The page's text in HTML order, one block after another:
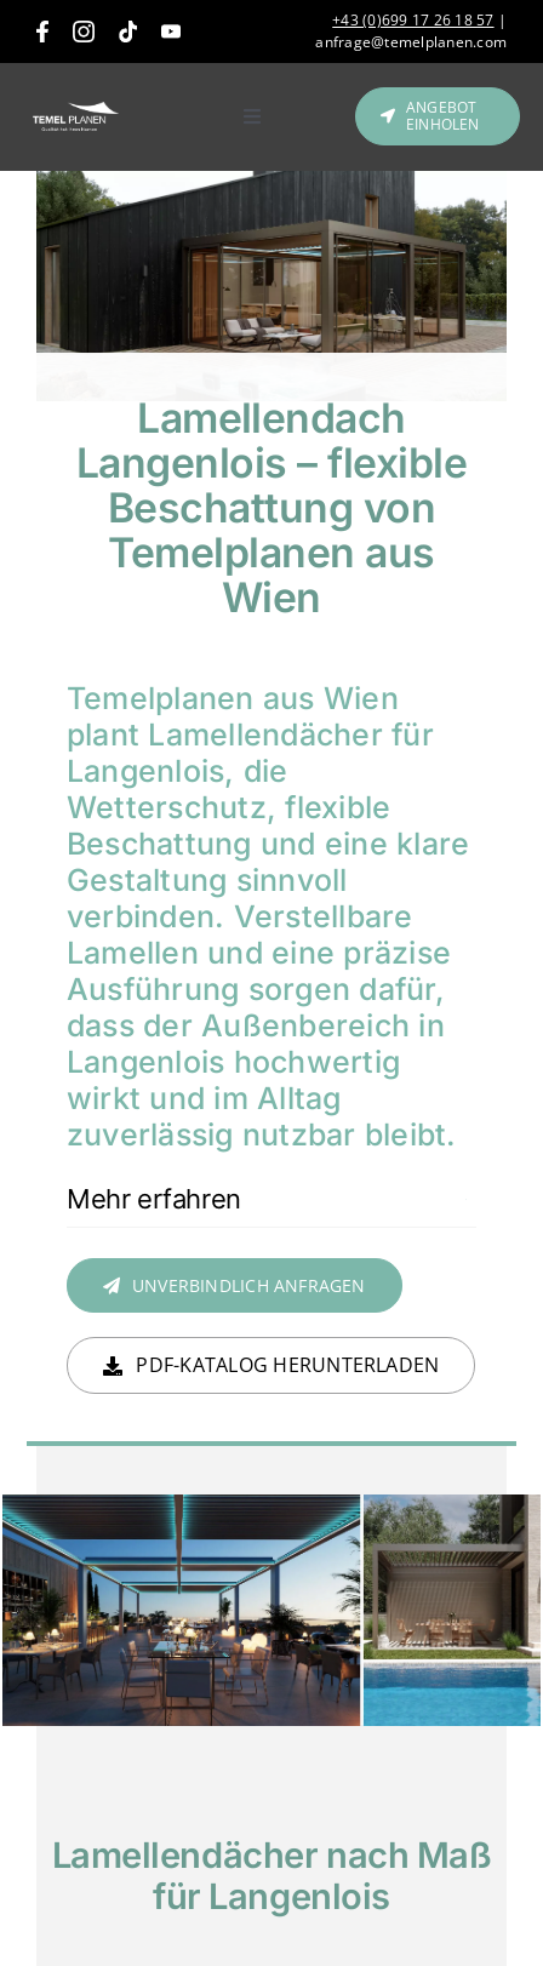
content
+43 (0)699 17 26 18 57 |
anfrage@temelplanen.com
Produkte
Gastronomie &
Hotellerie
Referenzen
Über uns
Kontakt
ANGEBOT
EINHOLEN
Lamellendach
Langenlois – flexible
Beschattung von
Temelplanen aus
Wien
Temelplanen aus Wien
plant Lamellendächer für
Langenlois, die
Wetterschutz, flexible
Beschattung und eine klare
Gestaltung sinnvoll
verbinden. Verstellbare
Lamellen und eine präzise
Ausführung sorgen dafür,
dass der Außenbereich in
Langenlois hochwertig
wirkt und im Alltag
zuverlässig nutzbar bleibt.
Mehr erfahren
UNVERBINDLICH ANFRAGEN
PDF-KATALOG HERUNTERLADEN
Lamellendächer nach Maß
für Langenlois